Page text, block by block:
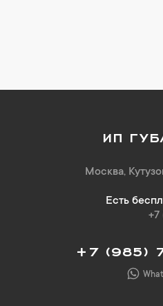
ИП
Москва,
Есть
+7 (985)